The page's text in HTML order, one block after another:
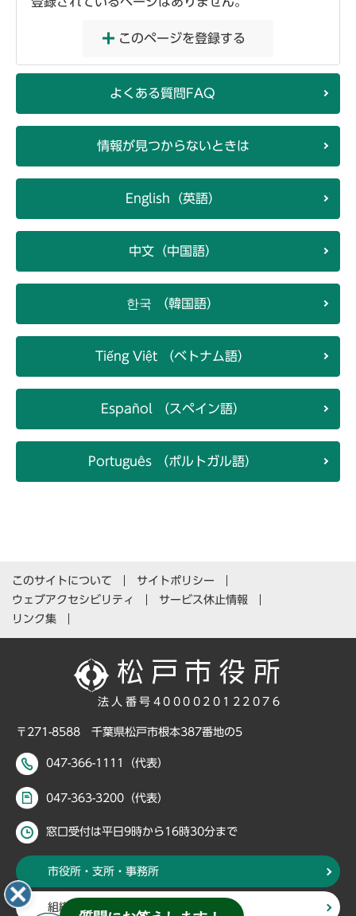
このページを登録する
よくある質問FAQ
情報が見つからないときは
English（英語）
中文（中国語）
한국 （韓国語）
Tiếng Việt （ベトナム語）
Español （スペイン語）
Português （ポルトガル語）
このサイトについて
サイトポリシー
ウェブアクセシビリティ
サービス休止情報
リンク集
法人番号4000020122076
〒271-8588 千葉県松戸市根本387番地の5
047-366-1111（代表）
047-363-3200（代表）
窓口受付は平日9時から16時30分まで
市役所・支所・事務所
組織・部署から探す